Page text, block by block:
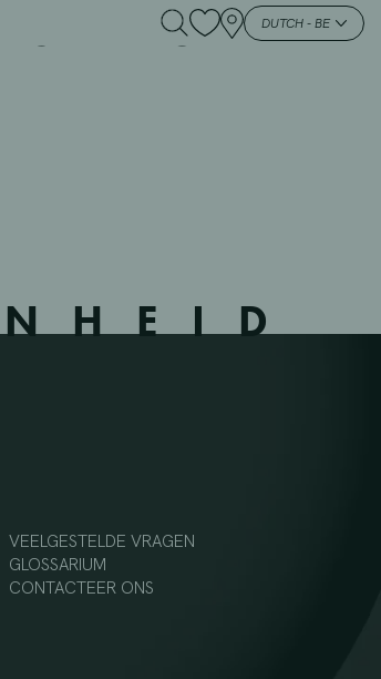
DUTCH - BE
–
VEELGESTELDE VRAGEN
GLOSSARIUM
CONTACTEER ONS